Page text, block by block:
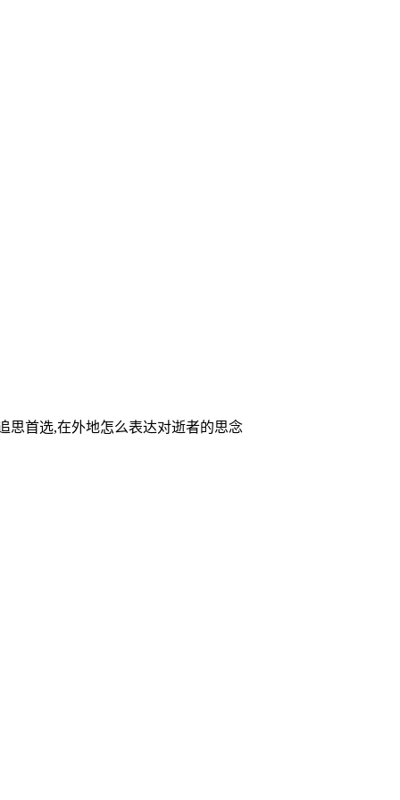
思首选,在外地怎么表达对逝者的思念